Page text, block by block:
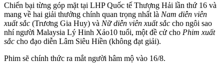
Chiến bại từng góp mặt tại LHP Quốc tế Thượng Hải lần thứ 16 và
mang về hai giải thưởng chính quan trọng nhất là Nam diễn viên
xuất sắc (Trương Gia Huy) và Nữ diễn viên xuất sắc cho ngôi sao
nhí người Malaysia Lý Hinh Xảo10 tuổi, một đề cử cho Phim xuất
sắc cho đạo diễn Lâm Siêu Hiền (không đạt giải).
Phim sẽ chính thức ra mắt người hâm mộ vào 16/8.